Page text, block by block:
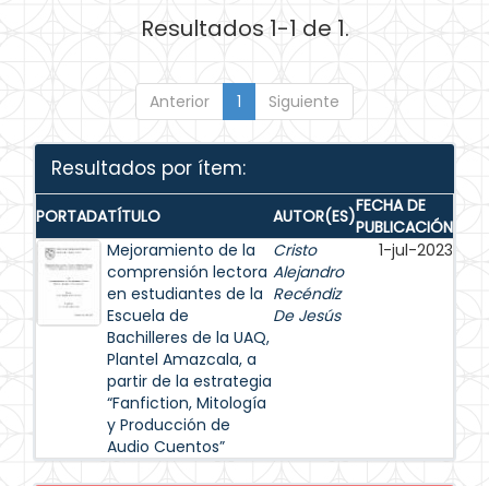
Resultados 1-1 de 1.
Anterior 1 Siguiente
Resultados por ítem:
PORTADATÍTULO AUTOR(ES)FECHA DE
PUBLICACIÓN
Mejoramiento de la
comprensión lectora
en estudiantes de la
Escuela de
Bachilleres de la UAQ,
Plantel Amazcala, a
partir de la estrategia
“Fanfiction, Mitología
y Producción de
Audio Cuentos”
Cristo
Alejandro
Recéndiz
De Jesús
1-jul-2023